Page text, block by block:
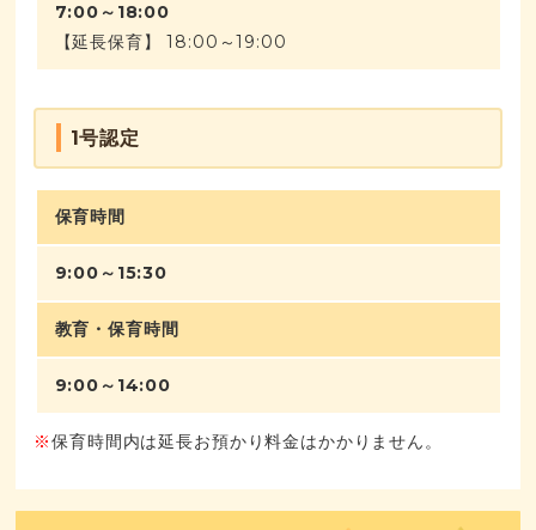
7:00～18:00
【延長保育】 18:00～19:00
1号認定
保育時間
9:00～15:30
教育・保育時間
9:00～14:00
※保育時間内は延長お預かり料金はかかりません。